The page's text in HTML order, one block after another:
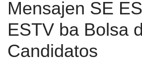
Mensajen SE
ESTV ba Bolsa
Candidatos